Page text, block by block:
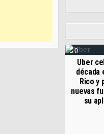
0
Uber
década
Rico y
nuevas
su